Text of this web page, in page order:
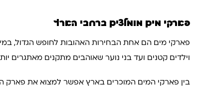
פארקי מים מומלצים ברחבי הארץ
פארקי מים הם אחת הבחירות האהובות לחופש הגדול,
וילדים קטנים ועד בני נוער שאוהבים מתקנים מאתגרים
בין פארקי המים המוכרים בארץ אפשר למצוא את פארק